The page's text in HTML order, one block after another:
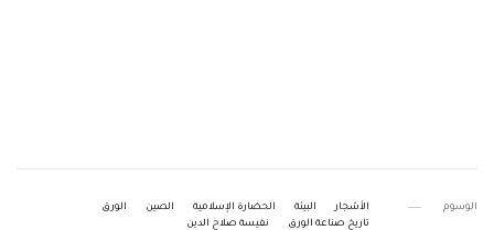
الوسوم الأشجار البيئة الحضارة الإسلامية الصين
الورق
تاريخ صناعة الورق
نفيسة صلاح الدين